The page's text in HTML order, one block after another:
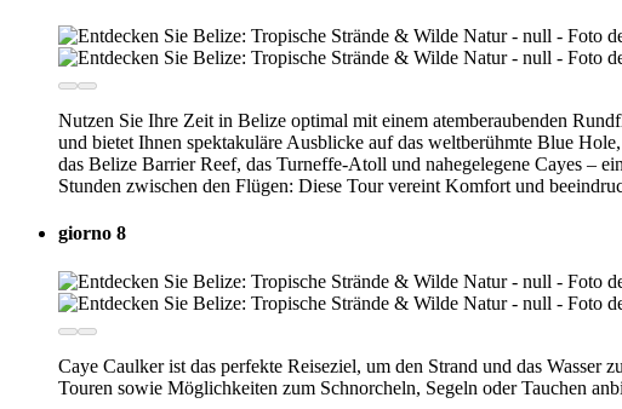
Nutzen Sie Ihre Zeit in Belize optimal mit einem atemberaubenden
und bietet Ihnen spektakuläre Ausblicke auf das weltberühmte Blue
das Belize Barrier Reef, das Turneffe-Atoll und nahegelegene Cayes –
Stunden zwischen den Flügen: Diese Tour vereint Komfort und
giorno 8
Caye Caulker ist das perfekte Reiseziel, um den Strand und das
Touren sowie Möglichkeiten zum Schnorcheln, Segeln oder Tauchen